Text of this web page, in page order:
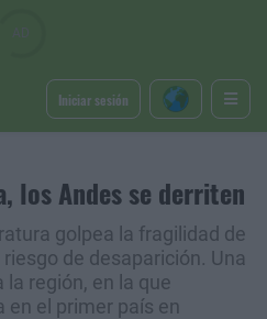
Iniciar sesión
los Andes se derriten
golpea la fragilidad de
de desaparición. Una
región, en la que
en el primer país en